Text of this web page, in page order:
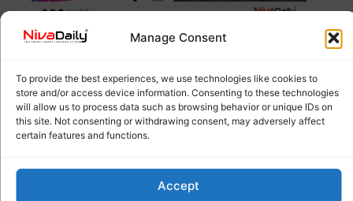
Manage Consent
To provide the best experiences, we use technologies like cookies to
store and/or access device information. Consenting to these technologies
will allow us to process data such as browsing behavior or unique IDs on
this site. Not consenting or withdrawing consent, may adversely affect
certain features and functions.
Accept
സംസ്ഥാന സർക്കാരിന്റെ ചലച്ചിത്ര
നടനാക്കിയത് വായനശാലകളും പുസ്തകങ്ങളും;
ഇന്ദ്രൻസ്